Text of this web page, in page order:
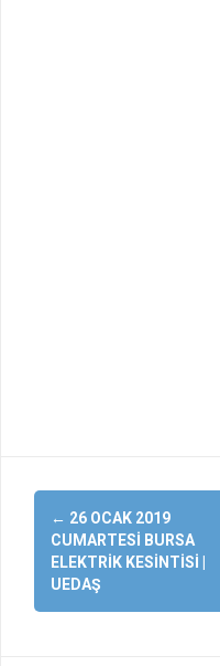
Yazı
dolaşımı
← 26 OCAK 2019
CUMARTESI BURSA
ELEKTRIK KESINTISI |
UEDAŞ